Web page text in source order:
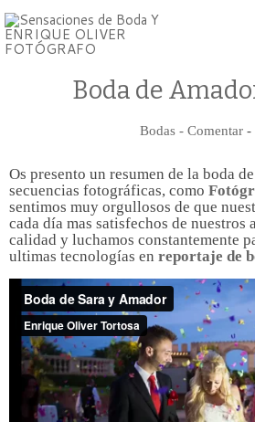
Boda de
Bodas - Comentar -
Os presento un resumen de la boda
secuencias fotográficas, como
sentimos muy orgullosos de que
cada día mas satisfechos de nuestros
calidad y luchamos constantemente
ultimas tecnologías en reportaje de